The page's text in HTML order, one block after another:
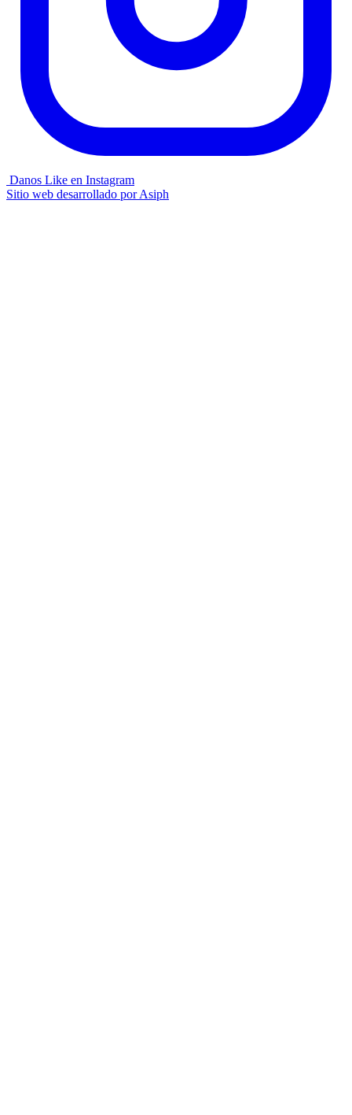
Danos Like en Instagram
Sitio web desarrollado porAsiph